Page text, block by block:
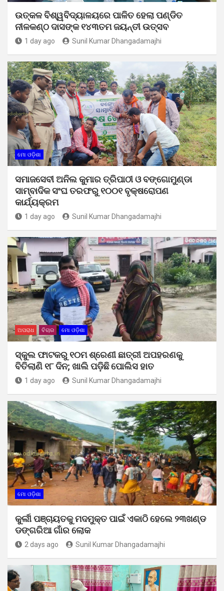
ଉତ୍କଳ ବିଶ୍ୱବିଦ୍ୟାଳୟରେ ପାଳିତ ହେଲା ପଣ୍ଡିତ
ନୀଳକଣ୍ଠ ଦାସଙ୍କ ୧୪୩ତମ ଜୟନ୍ତୀ ଉତ୍ସବ
1 day ago Sunil Kumar Dhangadamajhi
ମୋ ଓଡ଼ିଶା
ସମାଜସେବୀ ଅନିଲ କୁମାର ତ୍ରିପାଠୀ ଓ ବଙ୍ଗୋମୁଣ୍ଡା
ସାମ୍ବାଦିକ ସଂଘ ତରଫରୁ ୧୦୦୧ ବୃକ୍ଷରୋପଣ
କାର୍ଯ୍ୟକ୍ରମ
1 day ago Sunil Kumar Dhangadamajhi
ଅପରାଧ ବିଚାର ମୋ ଓଡ଼ିଶା
ସ୍କୁଲ ଫାଟକରୁ ୧୦ମ ଶ୍ରେଣୀ ଛାତ୍ରୀ ଅପହରଣକୁ
ବିତିଲାଣି ୧୮ ଦିନ; ଖାଲି ପଡ଼ିଛି ପୋଲିସ ହାତ
1 day ago Sunil Kumar Dhangadamajhi
ମୋ ଓଡ଼ିଶା
କୁର୍ଲୀ ପଞ୍ଚାୟତକୁ ମଦମୁକ୍ତ ପାଇଁ ଏକାଠି ହେଲେ ୨୩ଖଣ୍ଡ
ଡଙ୍ଗରିଆ ଗାଁର ଲୋକ
2 days ago Sunil Kumar Dhangadamajhi